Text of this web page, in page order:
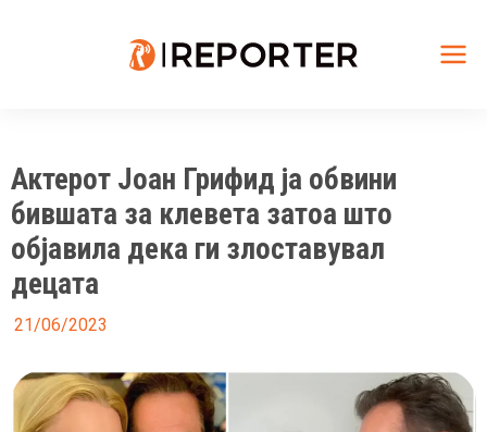
Актерот Јоан Грифид ја обвини
бившата за клевета затоа што
објавила дека ги злоставувал
децата
21/06/2023